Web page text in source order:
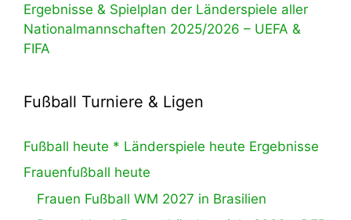
Ergebnisse & Spielplan der Länderspiele aller
Nationalmannschaften 2025/2026 – UEFA &
FIFA
Fußball Turniere & Ligen
Fußball heute * Länderspiele heute Ergebnisse
Frauenfußball heute
Frauen Fußball WM 2027 in Brasilien